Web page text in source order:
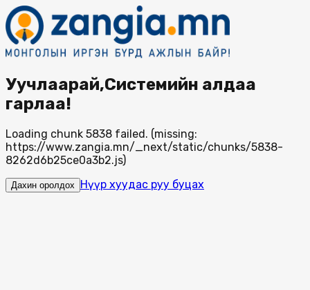
Уучлаарай,Системийн алдаа
гарлаа!
Loading chunk 5838 failed. (missing:
https://www.zangia.mn/_next/static/chunks/5838-
8262d6b25ce0a3b2.js)
Дахин оролдох Нүүр хуудас руу буцах